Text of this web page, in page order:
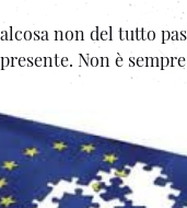
non del tutto
Non è